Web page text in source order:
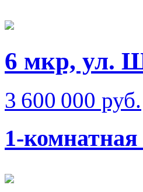
6 мкр, ул.
3 600 000 руб.
1-